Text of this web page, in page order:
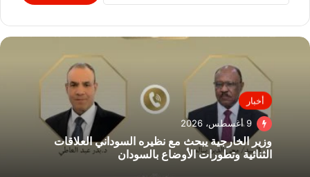
أخبار
9 أغسطس، 2026
وزير الخارجية يبحث مع نظيره السوداني العلاقات
الثنائية وتطورات الأوضاع بالسودان